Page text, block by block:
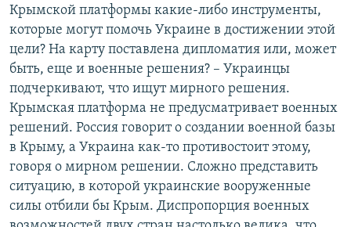
Крымской платформы какие-либо инструменты,
которые могут помочь Украине в достижении этой
цели? На карту поставлена дипломатия или, может
быть, еще и военные решения? – Украинцы
подчеркивают, что ищут мирного решения.
Крымская платформа не предусматривает военных
решений. Россия говорит о создании военной базы
в Крыму, а Украина как-то противостоит этому,
говоря о мирном решении. Сложно представить
ситуацию, в которой украинские вооруженные
силы отбили бы Крым. Диспропорция военных